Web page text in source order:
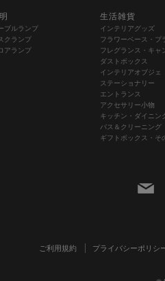
ブルランプ
クランプ
アランプ
生活雑貨
インテリアグッズ
フラワーベース・プ
フレグランス・キャ
ダストボックス
インテリアオブジェ
ステーショナリー
エントランス
アクセサリー小物
キッチン・ダイニン
バス＆クリーニング
ギフトボックス・そ
ご利用規約 プライバシーポリシ